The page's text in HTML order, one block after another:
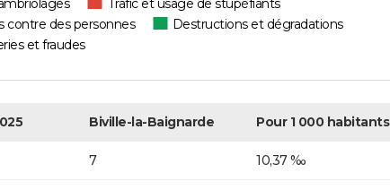
Trafic et usage de stupéfiants
contre des personnes
Destructions et dégradations
et fraudes
Biville-la-Baignarde Pour 1 000 habitants
7 10,37 ‰